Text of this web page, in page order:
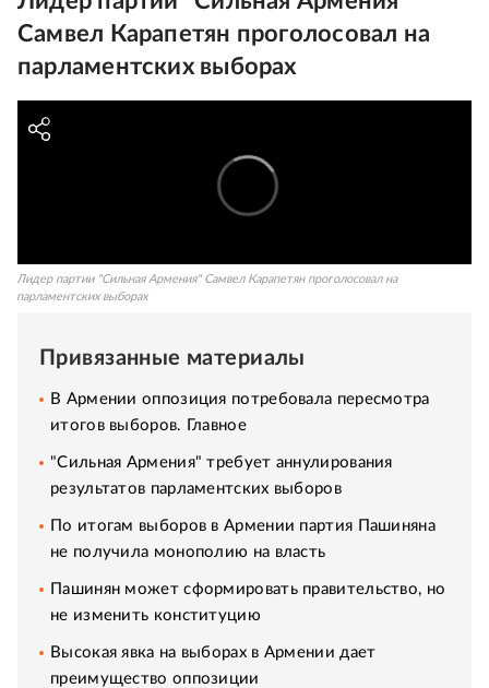
Самвел Карапетян проголосовал на
парламентских выборах
Лидер партии "Сильная Армения" Самвел Карапетян проголосовал на
парламентских выборах
Привязанные материалы
В Армении оппозиция потребовала пересмотра
итогов выборов. Главное
"Сильная Армения" требует аннулирования
результатов парламентских выборов
По итогам выборов в Армении партия Пашиняна
не получила монополию на власть
Пашинян может сформировать правительство, но
не изменить конституцию
Высокая явка на выборах в Армении дает
преимущество оппозиции